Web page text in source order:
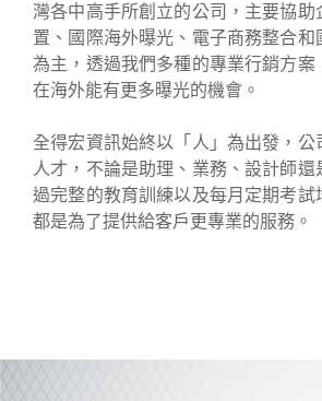
灣各中高手所創立的公司，主要協助
置、國際海外曝光、電子商務整合和
為主，透過我們多種的專業行銷方案
在海外能有更多曝光的機會。
全得宏資訊始終以「人」為出發，公
人才，不論是助理、業務、設計師還
過完整的教育訓練以及每月定期考試
都是為了提供給客戶更專業的服務。